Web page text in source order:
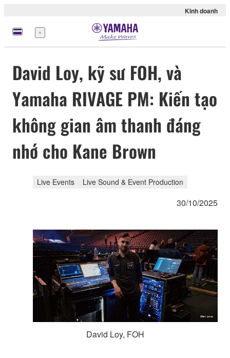
Kinh doanh
Menu
David Loy, kỹ sư FOH, và
Yamaha RIVAGE PM: Kiến tạo
không gian âm thanh đáng
nhớ cho Kane Brown
Live Events Live Sound & Event Production
30/10/2025
David Loy, FOH